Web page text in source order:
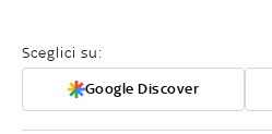
Sceglici su:
Google Discover